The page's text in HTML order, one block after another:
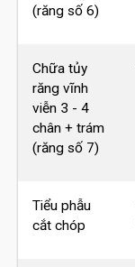
(răng số 6)
Chữa tủy
răng vĩnh
viễn 3 - 4
chân + trám
(răng số 7)
Tiểu phẫu
cắt chóp